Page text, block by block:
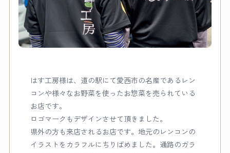
はす工房様は、道の駅にて愛西市の名産であるレン
コンや様々なお野菜を使ったお惣菜を売られている
お店です。
ロゴマークもデザインさせて頂きました。
県外の方も来店されるお店です。地元のレンコンの
イラストをカラフルにちりばめました。通路のガラ